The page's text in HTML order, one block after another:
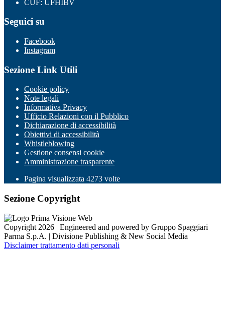
CUF: UFHIBV
Seguici su
Facebook
Instagram
Sezione Link Utili
Cookie policy
Note legali
Informativa Privacy
Ufficio Relazioni con il Pubblico
Dichiarazione di accessibilità
Obiettivi di accessibilità
Whistleblowing
Gestione consensi cookie
Amministrazione trasparente
Pagina visualizzata 4273 volte
Sezione Copyright
Copyright 2026 | Engineered and powered by Gruppo Spaggiari
Parma S.p.A. | Divisione Publishing & New Social Media
Disclaimer trattamento dati personali